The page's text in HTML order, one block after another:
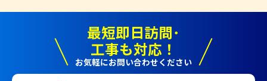
最短即日訪問･
工事も対応！
お気軽にお問い合わせください